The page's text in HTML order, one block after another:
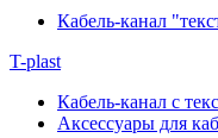
Кабель-канал
T-plast
Кабель-канал с
Аксессуары для